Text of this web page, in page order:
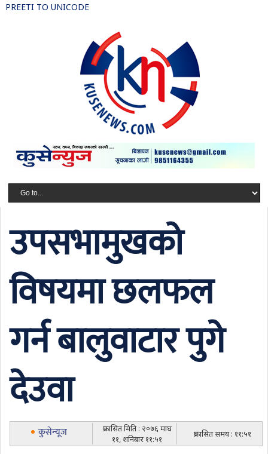
PREETI TO UNICODE
उपसभामुखको
विषयमा छलफल
गर्न बालुवाटार पुगे
देउवा
कुसेन्यूज
प्रकासित मिति : २०७६ माघ
११, शनिबार ११:५१
प्रकासित समय : ११:५१